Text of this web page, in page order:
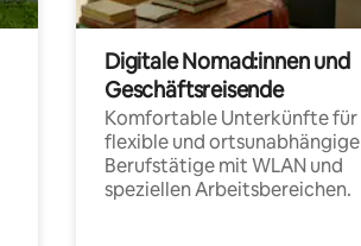
Digitale Nomad:innen und
Geschäftsreisende
Komfortable Unterkünfte für
flexible und ortsunabhängige
Berufstätige mit WLAN und
speziellen Arbeitsbereichen.